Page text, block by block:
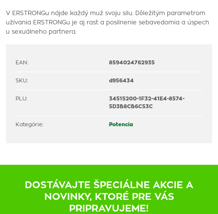
V ERSTRONGu nájde každý muž svoju silu. Dȏležitým parametrom
užívania ERSTRONGu je aj rast a posilnenie sebavedomia a úspech
u sexuálneho partnera.
EAN: 8594024762935
SKU: d956434
PLU:
34515200-1F32-41E4-8574-
5D3B8CB6C53C
Kategórie: Potencia
DOSTÁVAJTE ŠPECIÁLNE AKCIE A
NOVINKY, KTORÉ PRE VÁS
PRIPRAVUJEME!